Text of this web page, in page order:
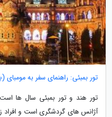
تور بمبئی: راهنمای سفر به مومبای
تور هند و تور بمبئی سال ها
آژانس های گردشگری است و افراد